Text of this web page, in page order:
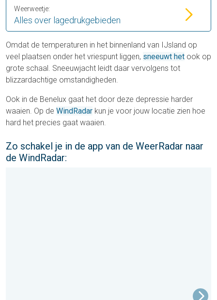
Alles over lagedrukgebieden
Weerweetje:
Omdat de temperaturen in het binnenland van IJsland op
veel plaatsen onder het vriespunt liggen, sneeuwt het ook op
grote schaal. Sneeuwjacht leidt daar vervolgens tot
blizzardachtige omstandigheden.
Ook in de Benelux gaat het door deze depressie harder
waaien. Op de WindRadar kun je voor jouw locatie zien hoe
hard het precies gaat waaien.
Zo schakel je in de app van de WeerRadar naar
de WindRadar: